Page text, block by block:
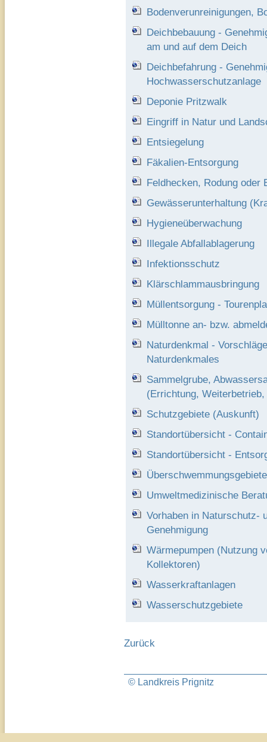
Bodenverunreinigungen,
Deichbebauung -
am und auf dem Deich
Deichbefahrung -
Hochwasserschutzanlage
Deponie Pritzwalk
Eingriff in Natur und
Entsiegelung
Fäkalien-Entsorgung
Feldhecken, Rodung oder
Gewässerunterhaltung
Hygieneüberwachung
Illegale Abfallablagerung
Infektionsschutz
Klärschlammausbringung
Müllentsorgung -
Mülltonne an- bzw.
Naturdenkmal -
Naturdenkmales
Sammelgrube,
(Errichtung,
Schutzgebiete (Auskunft)
Standortübersicht -
Standortübersicht -
Umweltmedizinische
Vorhaben in Naturschutz-
Genehmigung
Wärmepumpen (Nutzung
Kollektoren)
Wasserkraftanlagen
Wasserschutzgebiete
Zurück
© Landkreis Prignitz